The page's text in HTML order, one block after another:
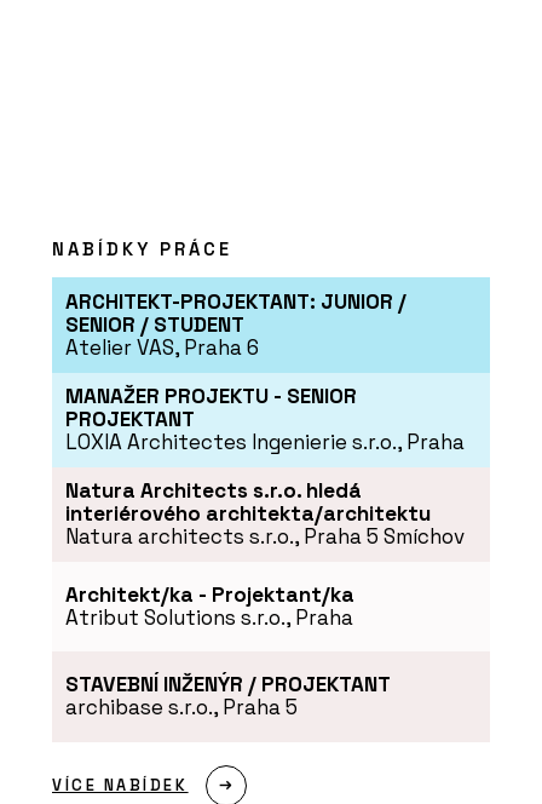
PRODUKTY
Postele - BeOak by Javorina
SLUŽBY
NABÍDKY PRÁCE
ARCHITEKT-PROJEKTANT: JUNIOR /
SENIOR / STUDENT
Atelier VAS, Praha 6
MANAŽER PROJEKTU - SENIOR
PROJEKTANT
LOXIA Architectes Ingenierie s.r.o., Praha
Natura Architects s.r.o. hledá
interiérového architekta/architektu
Natura architects s.r.o., Praha 5 Smíchov
Architekt/ka - Projektant/ka
Atribut Solutions s.r.o., Praha
STAVEBNÍ INŽENÝR / PROJEKTANT
archibase s.r.o., Praha 5
VÍCE NABÍDEK